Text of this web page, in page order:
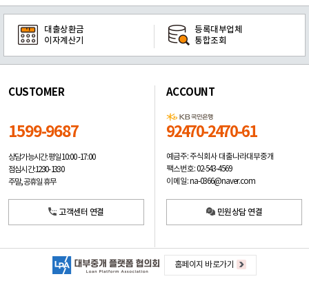
대출상환금
이자계산기
등록대부업체
통합조회
CUSTOMER
1599-9687
상담가능시간: 평일10:00 -17:00
점심시간: 12:30 - 13:30
주말, 공휴일 휴무
고객센터 연결
ACCOUNT
92470-2470-61
예금주: 주식회사 대출나라대부중개
팩스번호: 02-543-4569
이메일: na-0366@naver.com
민원상담 연결
홈페이지 바로가기